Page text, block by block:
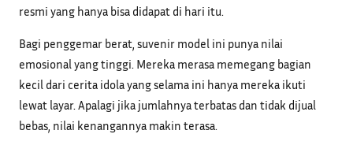
resmi yang hanya bisa didapat di hari itu.
Bagi penggemar berat, suvenir model ini punya nilai
emosional yang tinggi. Mereka merasa memegang bagian
kecil dari cerita idola yang selama ini hanya mereka ikuti
lewat layar. Apalagi jika jumlahnya terbatas dan tidak dijual
bebas, nilai kenangannya makin terasa.